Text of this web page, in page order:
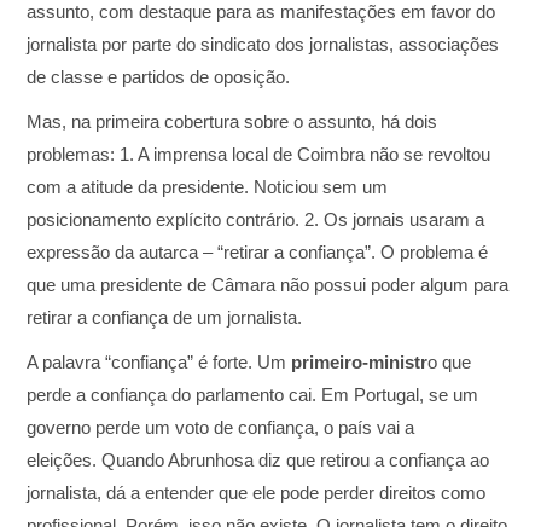
assunto, com destaque para as manifestações em favor do
jornalista por parte do sindicato dos jornalistas, associações
de classe e partidos de oposição.
Mas, na primeira cobertura sobre o assunto, há dois
problemas: 1. A imprensa local de Coimbra não se revoltou
com a atitude da presidente. Noticiou sem um
posicionamento explícito contrário. 2. Os jornais usaram a
expressão da autarca – “retirar a confiança”. O problema é
que uma presidente de Câmara não possui poder algum para
retirar a confiança de um jornalista.
A palavra “confiança” é forte. Um primeiro-ministro que
perde a confiança do parlamento cai. Em Portugal, se um
governo perde um voto de confiança, o país vai a
eleições. Quando Abrunhosa diz que retirou a confiança ao
jornalista, dá a entender que ele pode perder direitos como